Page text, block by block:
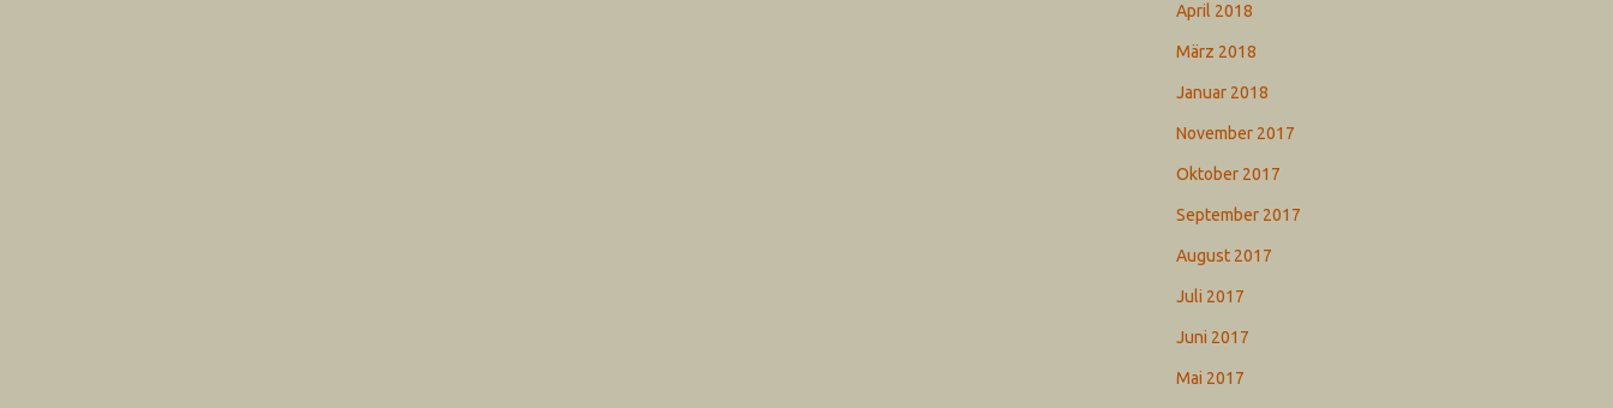
April 2018
März 2018
Januar 2018
November 2017
Oktober 2017
September 2017
August 2017
Juli 2017
Juni 2017
Mai 2017